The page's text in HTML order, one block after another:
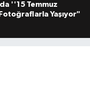
''15 Temmuz
Fotoğraflarla Yaşıyor"